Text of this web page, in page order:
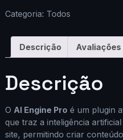
Categoria: Todos
Descrição Avaliações
Descrição
O AI Engine Pro é um plugin
que traz a inteligência
site, permitindo criar